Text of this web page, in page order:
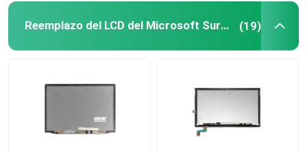
Reemplazo del LCD del Microsoft Surface (19)